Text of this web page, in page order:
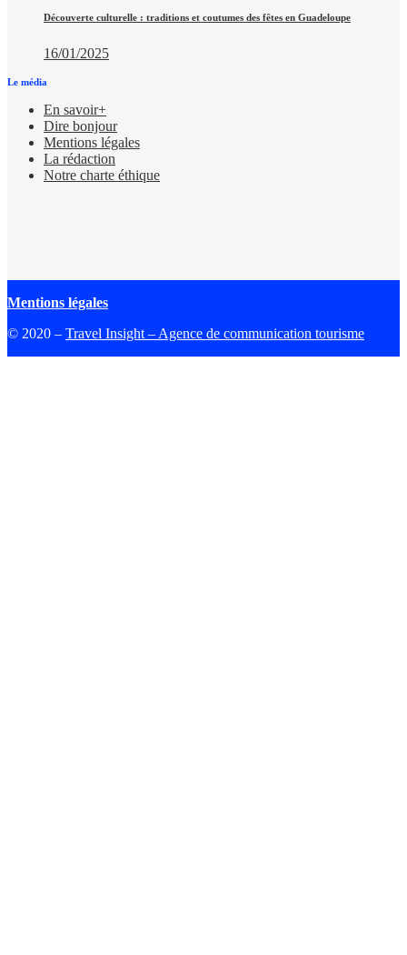
Découverte culturelle : traditions et coutumes des fêtes en Guadeloupe
16/01/2025
Le média
En savoir+
Dire bonjour
Mentions légales
La rédaction
Notre charte éthique
Mentions légales
© 2020 – Travel Insight – Agence de communication tourisme